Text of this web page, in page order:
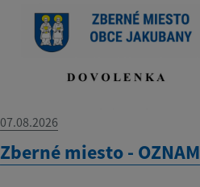
07.08.2026
Zberné miesto - OZNAM